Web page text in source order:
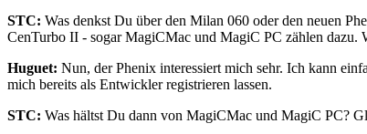
STC: Was denkst Du über den Milan 060 oder den neuen
CenTurbo II - sogar MagiCMac und MagiC PC zählen dazu.
Huguet: Nun, der Phenix interessiert mich sehr. Ich kann
mich bereits als Entwickler registrieren lassen.
STC: Was hältst Du dann von MagiCMac und MagiC PC?